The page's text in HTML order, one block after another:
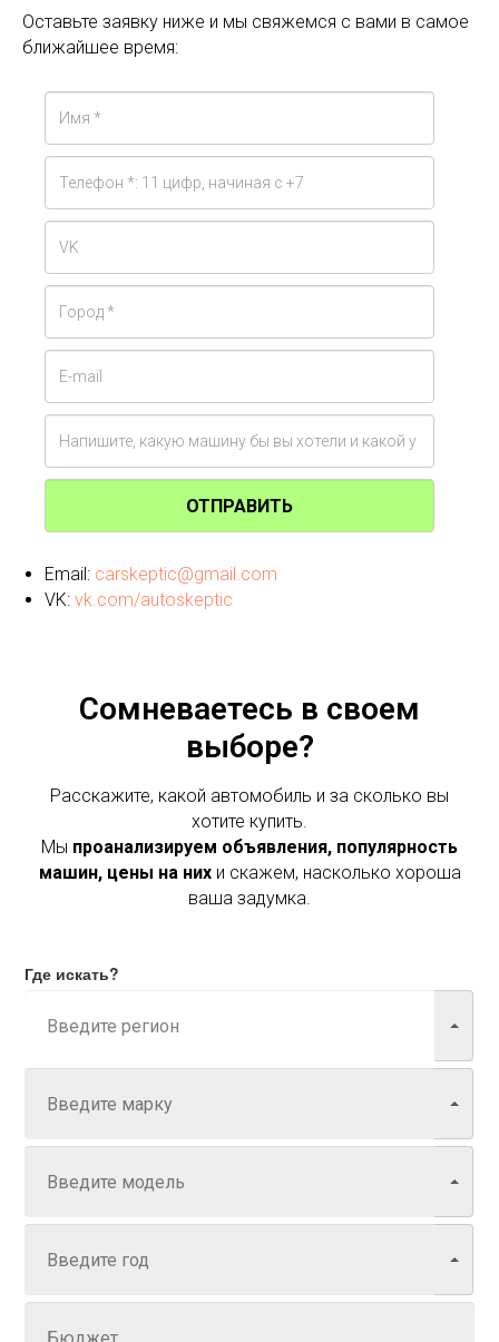
Оставьте заявку ниже и мы свяжемся с вами в самое
ближайшее время:
ОТПРАВИТЬ
Email: carskeptic@gmail.com
VK: vk.com/autoskeptic
Сомневаетесь в своем
выборе?
Расскажите, какой автомобиль и за сколько вы
хотите купить.
Мы проанализируем объявления, популярность
машин, цены на нихи скажем, насколько хороша
ваша задумка.
Где искать?